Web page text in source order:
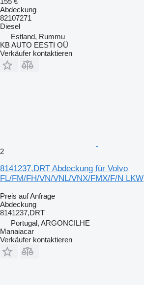
Abdeckung
82107271
Diesel
Estland, Rummu
KB AUTO EESTI OÜ
Verkäufer kontaktieren
2
8141237,DRT Abdeckung für Volvo
FL/FM/FH/VN/VNL/VNX/FMX/F/N LKW
Preis auf Anfrage
Abdeckung
8141237,DRT
Portugal, ARGONCILHE
Manaiacar
Verkäufer kontaktieren